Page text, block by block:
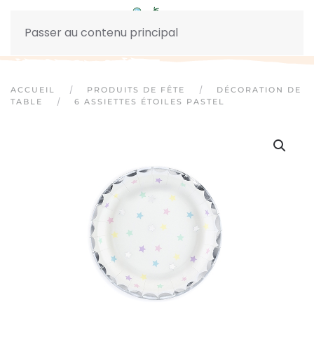
Passer au contenu principal
ACCUEIL PRODUITS DE FÊTE
DÉCORATION DE
TABLE
6 ASSIETTES ÉTOILES PASTEL